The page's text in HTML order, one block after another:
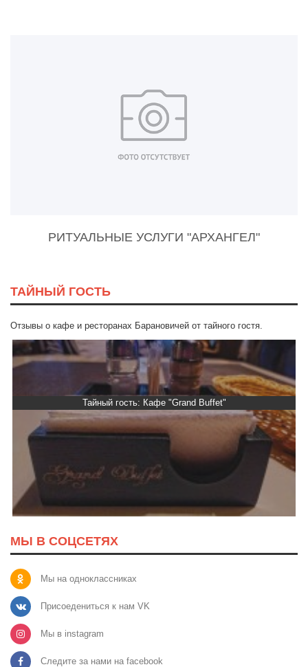
РИТУАЛЬНЫЕ УСЛУГИ "АРХАНГЕЛ"
ТАЙНЫЙ ГОСТЬ
Отзывы о кафе и ресторанах Барановичей от тайного гостя.
Тайный гость: Кафе "Grand Buffet"
МЫ В СОЦСЕТЯХ
Мы на одноклассниках
Присоедениться к нам VK
Мы в instagram
Следите за нами на facebook